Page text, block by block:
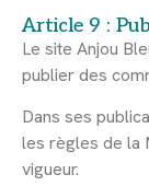
Article 9 :
Le site Anjou
publier des
Dans ses
les règles de la
vigueur.